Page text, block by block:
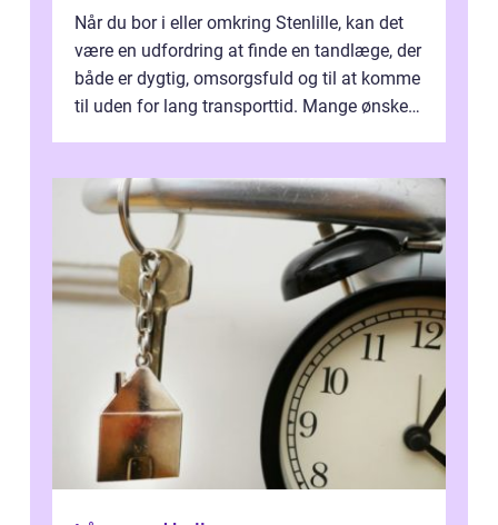
Når du bor i eller omkring Stenlille, kan det
være en udfordring at finde en tandlæge, der
både er dygtig, omsorgsfuld og til at komme
til uden for lang transporttid. Mange ønsker